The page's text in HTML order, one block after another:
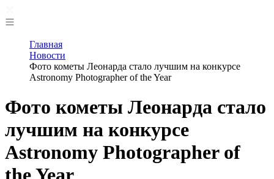
Главная
Новости
Фото кометы Леонарда стало лучшим на конкурсе
Astronomy Photographer of the Year
Фото кометы Леонарда стало
лучшим на конкурсе
Astronomy Photographer of